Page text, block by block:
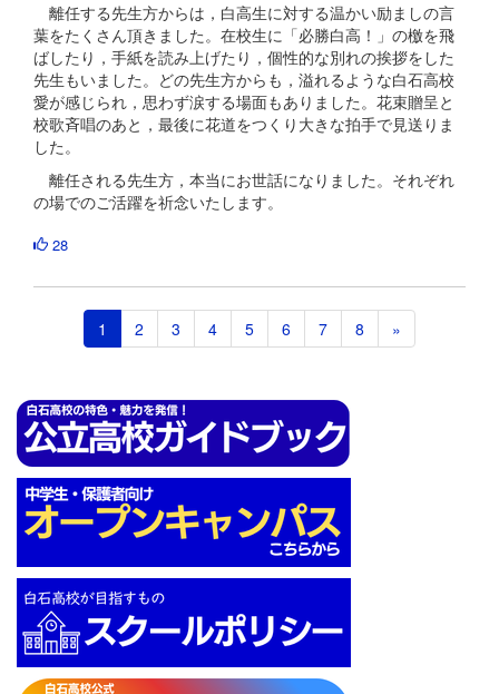
離任する先生方からは，白高生に対する温かい励ましの言
葉をたくさん頂きました。在校生に「必勝白高！」の檄を飛
ばしたり，手紙を読み上げたり，個性的な別れの挨拶をした
先生もいました。どの先生方からも，溢れるような白石高校
愛が感じられ，思わず涙する場面もありました。花束贈呈と
校歌斉唱のあと，最後に花道をつくり大きな拍手で見送りま
した。
離任される先生方，本当にお世話になりました。それぞれ
の場でのご活躍を祈念いたします。
28
1 2 3 4 5 6 7 8 »